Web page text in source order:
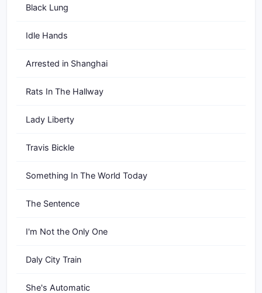
Black Lung
Idle Hands
Arrested in Shanghai
Rats In The Hallway
Lady Liberty
Travis Bickle
Something In The World Today
The Sentence
I'm Not the Only One
Daly City Train
She's Automatic